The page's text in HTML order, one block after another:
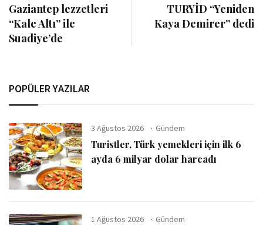
Gaziantep lezzetleri
“Kale Altı” ile
Suadiye’de
TURYİD “Yeniden
Kaya Demirer” dedi
POPÜLER YAZILAR
3 Ağustos 2026 Gündem
Turistler, Türk yemekleri için ilk 6
ayda 6 milyar dolar harcadı
1 Ağustos 2026 Gündem